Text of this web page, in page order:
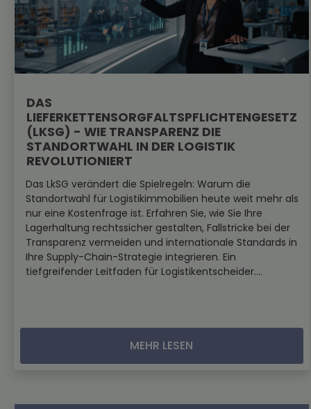
DAS
LIEFERKETTENSORGFALTSPFLICHTENGESETZ
(LKSG) - WIE TRANSPARENZ DIE
STANDORTWAHL IN DER LOGISTIK
REVOLUTIONIERT
Das LkSG verändert die Spielregeln: Warum die
Standortwahl für Logistikimmobilien heute weit mehr als
nur eine Kostenfrage ist. Erfahren Sie, wie Sie Ihre
Lagerhaltung rechtssicher gestalten, Fallstricke bei der
Transparenz vermeiden und internationale Standards in
Ihre Supply-Chain-Strategie integrieren. Ein
tiefgreifender Leitfaden für Logistikentscheider....
MEHR LESEN